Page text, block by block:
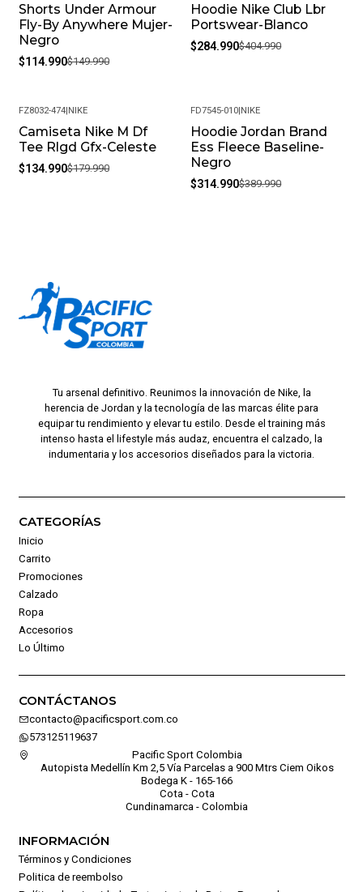
-23%
Shorts Under Armour
Fly-By Anywhere Mujer-
Negro
$114.990$149.990
-30%
Hoodie Nike Club Lbr
Portswear-Blanco
$284.990$404.990
-25%
FZ8032-474| NIKE
Camiseta Nike M Df
Tee Rlgd Gfx-Celeste
$134.990$179.990
-19%
FD7545-010 NIKE
Hoodie Jordan Brand
Ess Fleece Baseline-
Negro
$314.990$389.990
Tu arsenal definitivo. Reunimos la innovación de Nike, la
herencia de Jordan y la tecnología de las marcas élite para
equipar tu rendimiento y elevar tu estilo. Desde el training más
intenso hasta el lifestyle más audaz, encuentra el calzado, la
indumentaria y los accesorios diseñados para la victoria.
CATEGORÍAS
Inicio
Carrito
Promociones
Calzado
Ropa
Accesorios
Lo Último
CONTÁCTANOS
contacto@pacificsport.com.co
573125119637
Pacific Sport Colombia
Autopista Medellín Km 2,5 Vía Parcelas a 900 Mtrs Ciem Oikos
Bodega K - 165-166
Cota - Cota
Cundinamarca - Colombia
INFORMACIÓN
Términos y Condiciones
Politica de reembolso